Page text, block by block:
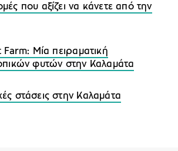
που αξίζει να κάνετε από την
Μία πειραματική
φυτών στην Καλαμάτα
στάσεις στην Καλαμάτα